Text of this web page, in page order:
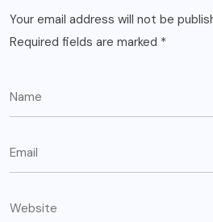
Your email address will not be
Required fields are marked *